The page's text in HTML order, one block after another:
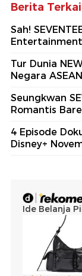
Berita
Sah!
Entertainment
Tur Dunia
Negara
Seungkwan
Romantis
4 Episode
Disney+